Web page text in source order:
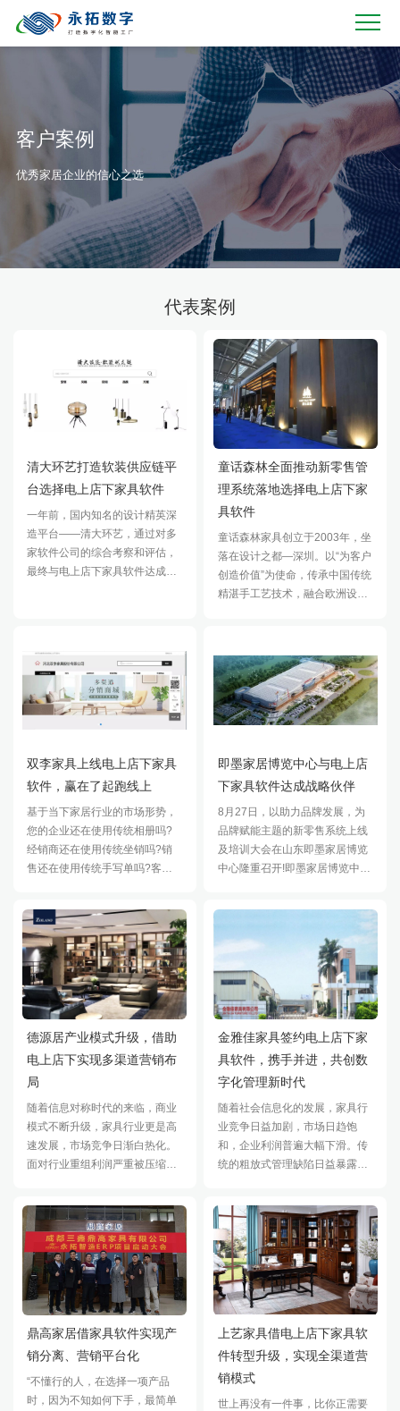
客户案例
优秀家居企业的信心之选
代表案例
清大环艺打造软装供应链平
台选择电上店下家具软件
一年前，国内知名的设计精英深
造平台——清大环艺，通过对多
家软件公司的综合考察和评估，
最终与电上店下家具软件达成共
童话森林全面推动新零售管
理系统落地选择电上店下家
具软件
童话森林家具创立于2003年，坐
落在设计之都—深圳。以“为客户
创造价值”为使命，传承中国传统
精湛手工艺技术，融合欧洲设计
双李家具上线电上店下家具
软件，赢在了起跑线上
基于当下家居行业的市场形势，
您的企业还在使用传统相册吗?
经销商还在使用传统坐销吗?销
售还在使用传统手写单吗?客服
您，您O
即墨家居博览中心与电上店
下家具软件达成战略伙伴
8月27日，以助力品牌发展，为
品牌赋能主题的新零售系统上线
及培训大会在山东即墨家居博览
中心隆重召开!即墨家居博览中心
德源居产业模式升级，借助
电上店下实现多渠道营销布
局
随着信息对称时代的来临，商业
模式不断升级，家具行业更是高
速发展，市场竞争日渐白热化。
面对行业重组利润严重被压缩的
日
金雅佳家具签约电上店下家
具软件，携手并进，共创数
字化管理新时代
随着社会信息化的发展，家具行
业竞争日益加剧，市场日趋饱
和，企业利润普遍大幅下滑。传
统的粗放式管理缺陷日益暴露，
地适
鼎高家居借家具软件实现产
销分离、营销平台化
“不懂行的人，在选择一项产品
时，因为不知如何下手，最简单
上艺家具借电上店下家具软
件转型升级，实现全渠道营
销模式
世上再没有一件事，比你正需要